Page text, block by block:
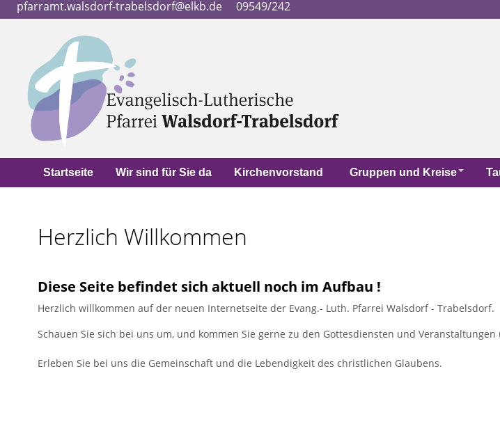
pfarramt.walsdorf-trabelsdorf@elkb.de 09549/242
Startseite Wir sind für Sie da Kirchenvorstand Gruppen und Kreise
Herzlich Willkommen
Diese Seite befindet sich aktuell noch im Aufbau !
Herzlich willkommen auf der neuen Internetseite der Evang.- Luth. Pfarrei Walsdorf - Trabelsdorf.
Schauen Sie sich bei uns um, und kommen Sie gerne zu den Gottesdiensten und
Erleben Sie bei uns die Gemeinschaft und die Lebendigkeit des christlichen Glaubens.